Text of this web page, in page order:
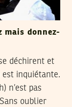
mais donnez-
déchirent et
inquiétante.
n’est pas
oublier